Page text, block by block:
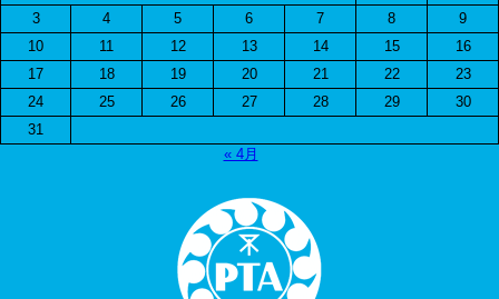
3
4 5 6 7 8
9
10
11 12 13 14 15
16
17
18 19 20 21 22
23
24
25 26 27 28 29
30
31
« 4月